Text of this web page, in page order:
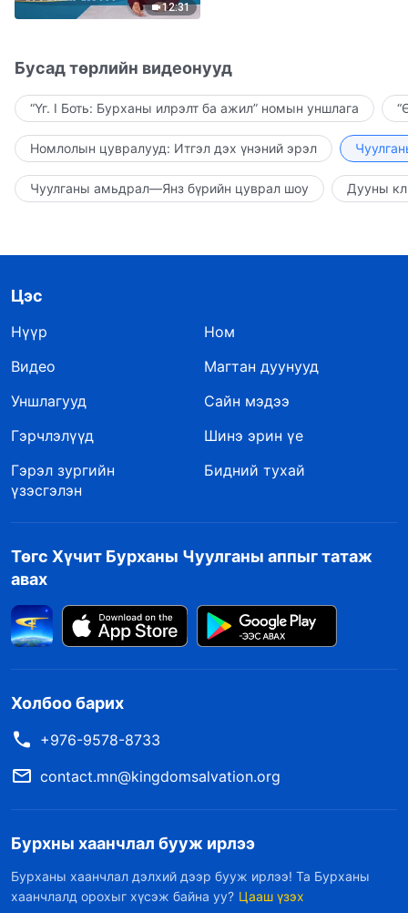
12:31
Бусад төрлийн видеонууд
“Үг. I Боть: Бурханы илрэлт ба ажил” номын уншлага
Номлолын цувралууд: Итгэл дэх үнэний эрэл
Чуулганы амьдрал—Янз бүрийн цуврал шоу Дууны
Цэс
Нүүр
Ном
Видео
Магтан дуунууд
Уншлагууд
Сайн мэдээ
Гэрчлэлүүд
Шинэ эрин үе
Гэрэл зургийн
үзэсгэлэн
Бидний тухай
Төгс Хүчит Бурханы Чуулганы аппыг татаж
авах
Холбоо барих
+976-9578-8733
contact.mn@kingdomsalvation.org
Бурхны хаанчлал бууж ирлээ
Бурханы хаанчлал дэлхий дээр бууж ирлээ! Та Бурханы
хаанчлалд орохыг хүсэж байна уу? Цааш үзэх